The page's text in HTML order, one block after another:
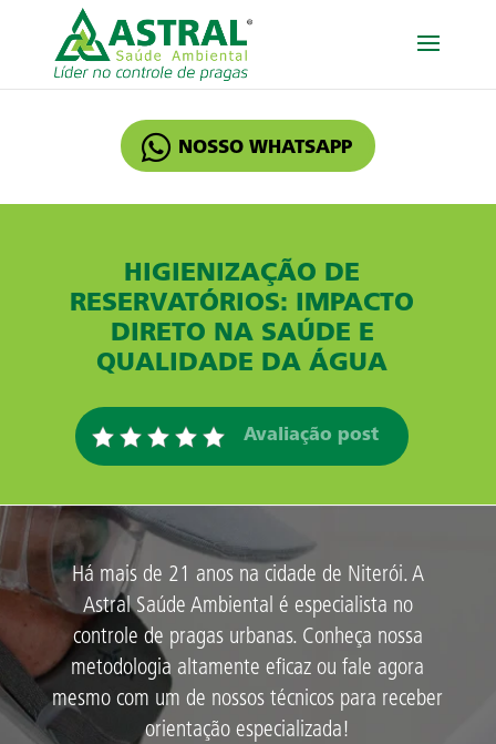
NOSSO WHATSAPP
HIGIENIZAÇÃO DE
RESERVATÓRIOS: IMPACTO
DIRETO NA SAÚDE E
QUALIDADE DA ÁGUA
Avaliação post
Há mais de 21 anos na cidade de Niterói. A
Astral Saúde Ambiental é especialista no
controle de pragas urbanas. Conheça nossa
metodologia altamente eficaz ou fale agora
mesmo com um de nossos técnicos para receber
orientação especializada!